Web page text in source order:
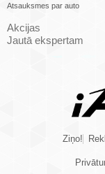
Atsauksmes par auto
Akcijas
Jautā ekspertam
Ziņo!